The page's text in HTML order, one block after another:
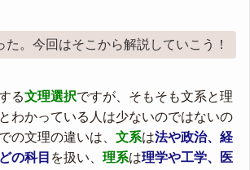
た。今回はそこから解説していこう！
る文理選択ですが、そもそも文系と理
わかっている人は少ないのではないの
の文理の違いは、 文系は法や政治、経
の科目 を扱い、 理系は理学や工学、医